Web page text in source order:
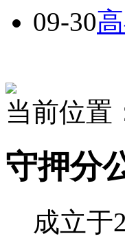
09-30
当前位置
守押分
成立于